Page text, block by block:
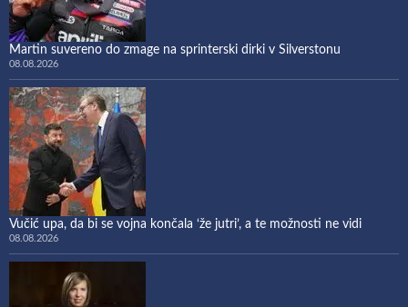
Martin suvereno do zmage na sprinterski dirki v Silverstonu
08.08.2026
Vučić upa, da bi se vojna končala ‘že jutri’, a te možnosti ne vidi
08.08.2026